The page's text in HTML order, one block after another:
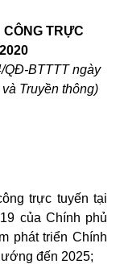
TRỰC
2020
QĐ-BTTTT ngày
Truyền thông)
trực tuyến tại
của Chính phủ
phát triển Chính
đến 2025;